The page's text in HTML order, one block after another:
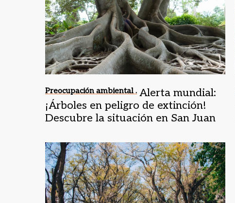
Preocupación ambiental . Alerta mundial:
¡Árboles en peligro de extinción!
Descubre la situación en San Juan